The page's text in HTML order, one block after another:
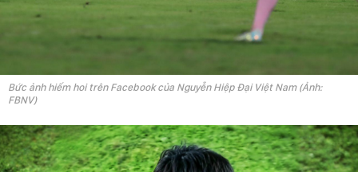
Bức ảnh hiếm hoi trên Facebook của Nguyễn Hiệp Đại Việt Nam (Ảnh:
FBNV)